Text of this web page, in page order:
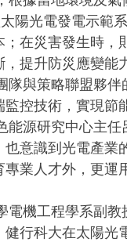
陽光電發電示範
在災害發生時，
提升防災應變能力
控技術，實現節
意識到光電產
業人才外，更
行科大在太陽光